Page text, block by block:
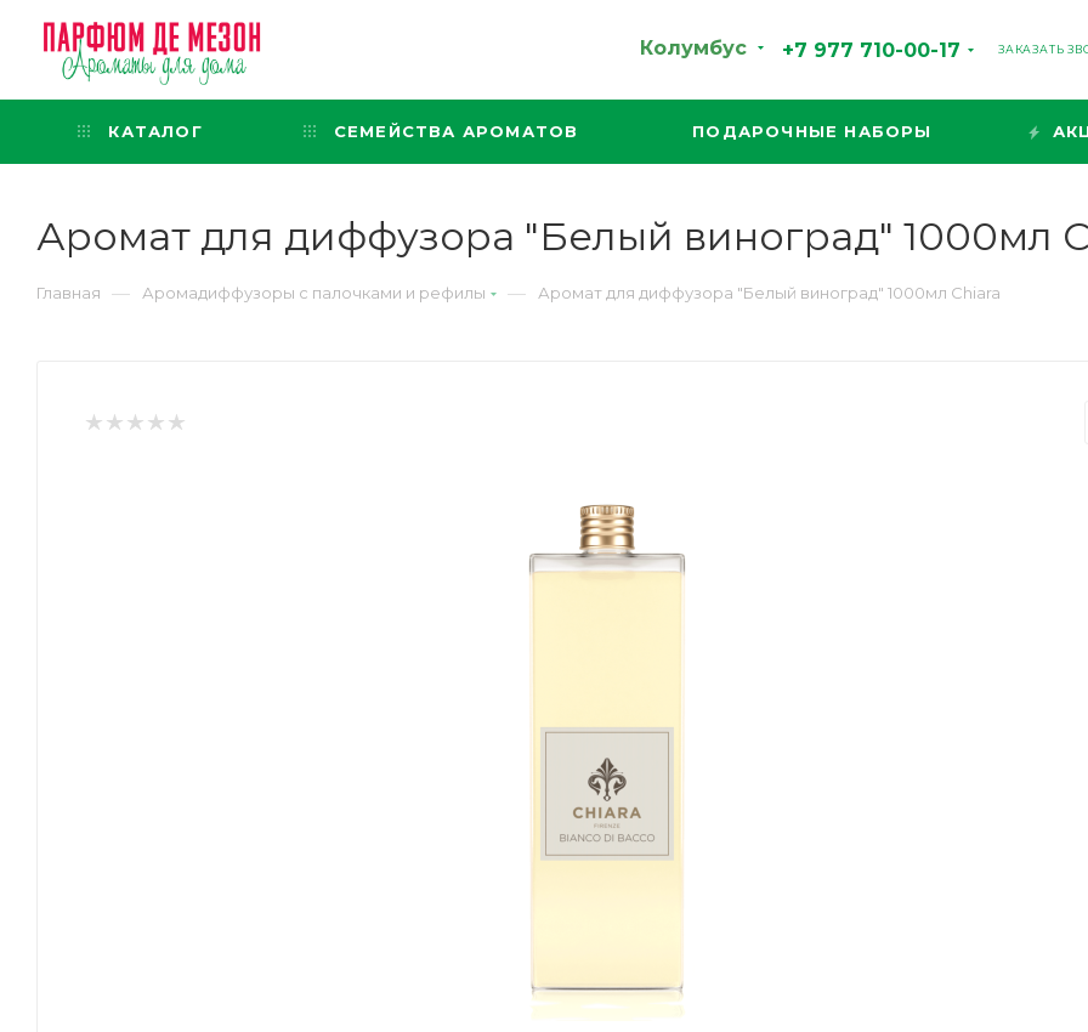
Колумбус +7 977 710-00-17 ЗАКАЗАТЬ
КАТАЛОГ СЕМЕЙСТВА АРОМАТОВ ПОДАРОЧНЫЕ НАБОРЫ
Аромат для диффузора "Белый виноград" 1000мл
Главная — Аромадиффузоры с палочками и рефилы — Аромат для диффузора "Белый виноград" 1000мл Chiara